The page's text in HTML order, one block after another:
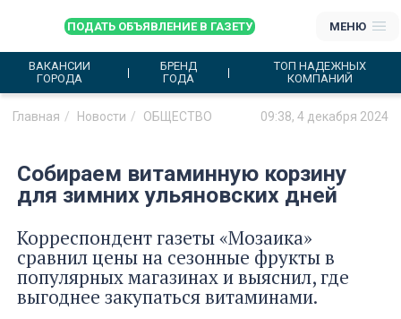
ПОДАТЬ ОБЪЯВЛЕНИЕ В ГАЗЕТУ МЕНЮ
ВАКАНСИИ
ГОРОДА
БРЕНД
ГОДА
ТОП НАДЕЖНЫХ
КОМПАНИЙ
Главная Новости ОБЩЕСТВО 09:38, 4 декабря 2024
Собираем витаминную корзину
для зимних ульяновских дней
Корреспондент газеты «Мозаика»
сравнил цены на сезонные фрукты в
популярных магазинах и выяснил, где
выгоднее закупаться витаминами.